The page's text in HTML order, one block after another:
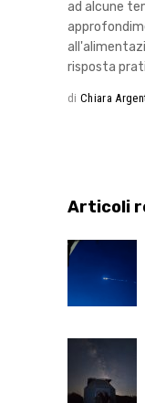
ad alcune
risposta
di Chiara
Articoli